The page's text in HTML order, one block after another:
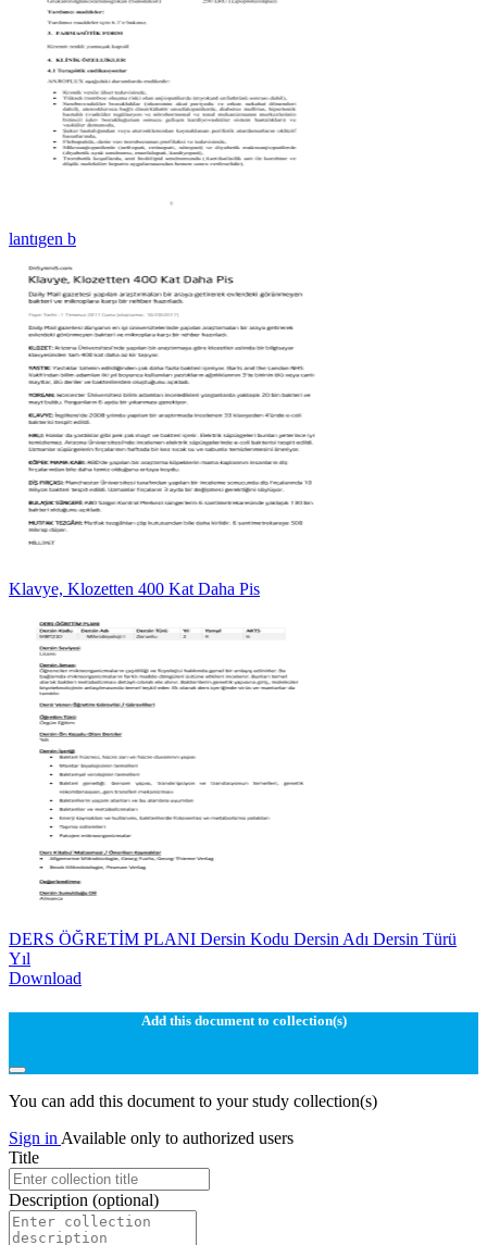
lantıgen b
Klavye, Klozetten 400 Kat Daha Pis
DERS ÖĞRETİM PLANI Dersin Kodu Dersin Adı Dersin Türü
Yıl
Download
Add this document to collection(s)
You can add this document to your study collection(s)
Sign in Available only to authorized users
Title
Description (optional)